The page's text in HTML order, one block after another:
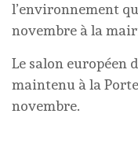
l’environnement
novembre à la
Le salon européen
maintenu à la
novembre.